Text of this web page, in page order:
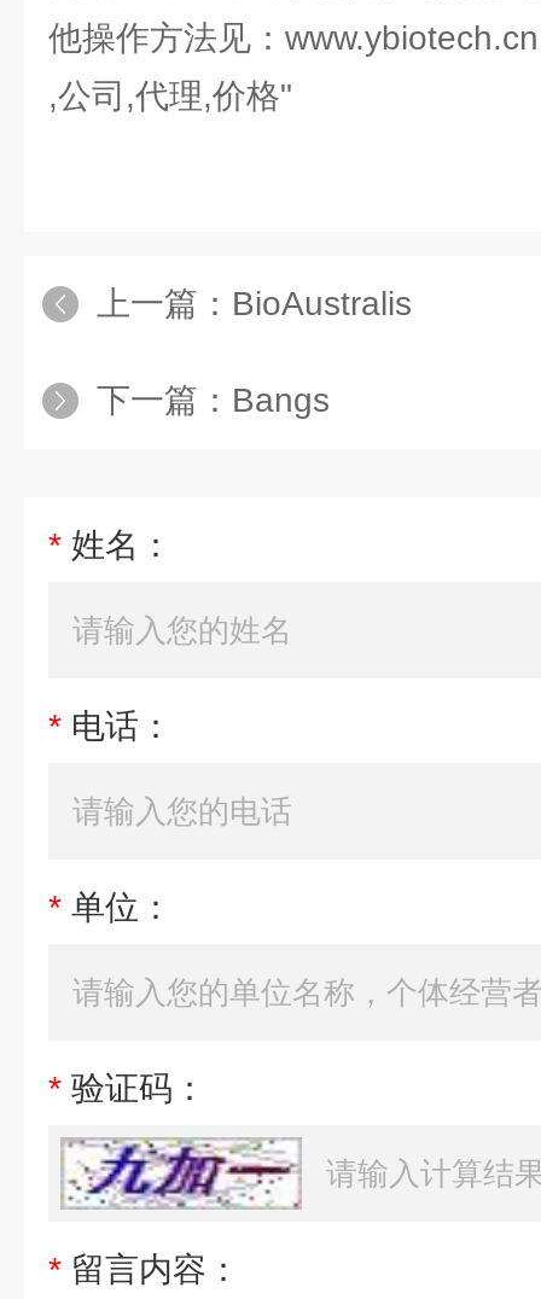
他操作方法见：www.ybiotech.cn
,公司,代理,价格"
上一篇： BioAustralis
下一篇： Bangs
* 姓名：
* 电话：
* 单位：
* 验证码：
* 留言内容：